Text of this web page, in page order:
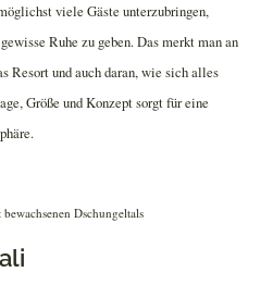
viele Gäste unterzubringen,
Ruhe zu geben. Das merkt man an
Resort und auch daran, wie sich alles
Größe und Konzept sorgt für eine
Dschungeltals